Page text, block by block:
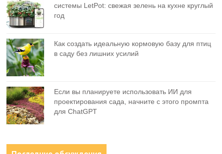
системы LetPot: свежая зелень на кухне круглый
год
Как создать идеальную кормовую базу для птиц
в саду без лишних усилий
Если вы планируете использовать ИИ для
проектирования сада, начните с этого промпта
для ChatGPT